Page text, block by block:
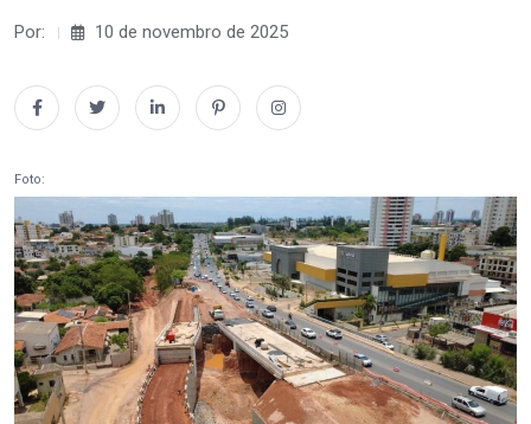
Por: 10 de novembro de 2025
Foto: